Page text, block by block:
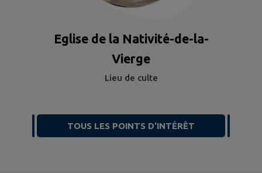
Eglise de la Nativité-de-la-
Vierge
Lieu de culte
TOUS LES POINTS D’INTÉRÊT